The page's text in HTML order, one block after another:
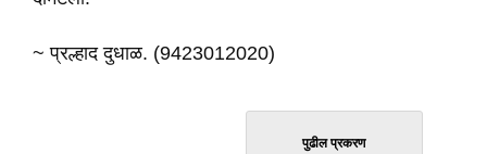
~ प्रल्हाद दुधाळ. (9423012020)
पुढील प्रकरण